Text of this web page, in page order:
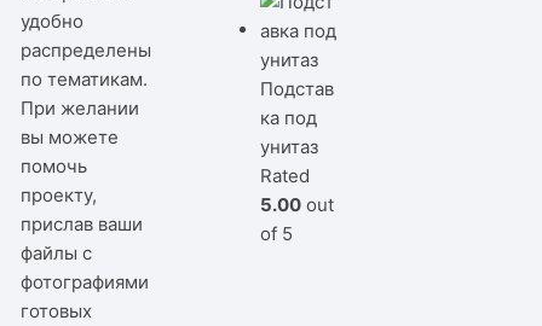
удобно
распределены
по тематикам.
При желании
вы можете
помочь
проекту,
прислав ваши
файлы с
фотографиями
готовых
Подстав
ка под
унитаз
Rated
5.00 out
of 5